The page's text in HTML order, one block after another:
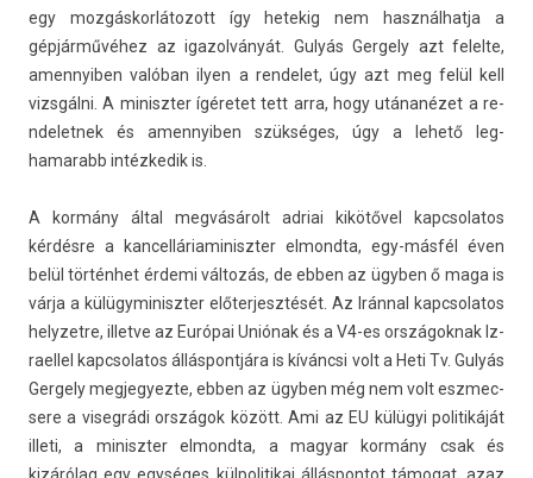
egy moz­gáskor­látozott így hetekig nem használ­hatja a
gépjárművéhez az igazol­ványát. Gulyás Ger­ge­ly azt felel­te,
amen­nyib­en valóban ilyen a re­ndelet, úgy azt meg felül kell
vizsgálni. A miniszt­er ígéretet tett arra, hogy utánanézet a re­
ndelet­nek és amen­nyib­en szükséges, úgy a lehető leg­
hamarabb in­téz­kedik is.
A kormány által megvásárolt ad­riai kikötővel kapcsolatos
kérdésre a kan­celláriaminiszt­er el­mondta, egy-másfél éven
belül történhet érdemi változás, de ebben az ügyben ő maga is
várja a külügyminiszt­er előter­jesztését. Az Iránnal kapcsolatos
helyzet­re, il­let­ve az Európai Uniónak és a V4-es országok­nak Iz­
rael­lel kapcsolatos állás­pontjára is kíváncsi volt a Heti Tv. Gulyás
Ger­ge­ly meg­jegyez­te, ebben az ügyben még nem volt eszmec­
sere a viseg­rádi országok között. Ami az EU külügyi politikáját
il­leti, a miniszt­er el­mondta, a magyar kormány csak és